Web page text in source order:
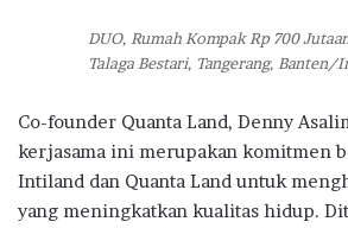
DUO, Rumah Kompak Rp 700
Talaga Bestari, Tangerang, Banten/
Co-founder Quanta Land, Denny
kerjasama ini merupakan komitmen
Intiland dan Quanta Land untuk
yang meningkatkan kualitas hidup.